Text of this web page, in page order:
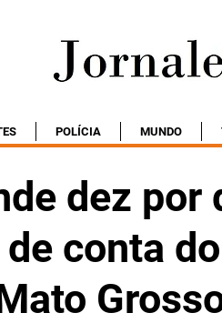
POLÍCIA MUNDO
dez por
conta